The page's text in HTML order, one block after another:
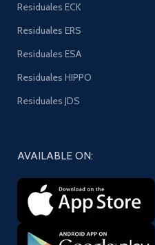
Residuales ECK
Residuales ERS
Residuales ESA
Residuales HIPPO
Residuales JDS
AVAILABLE ON: